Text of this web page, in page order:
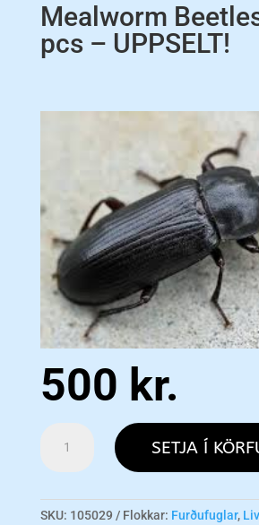
Mealworm
pcs – UPPSELT!
500 kr.
Beetles
pcs
SETJA Í
SKU: 105029 Flokkar: Furðufuglar,